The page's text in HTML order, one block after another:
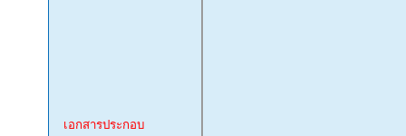
เอกสารประกอบ